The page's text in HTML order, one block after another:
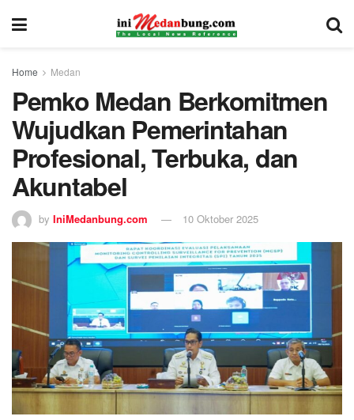
Home Medan
Pemko Medan Berkomitmen
Wujudkan Pemerintahan
Profesional, Terbuka, dan
Akuntabel
by IniMedanbung.com 10 Oktober 2025